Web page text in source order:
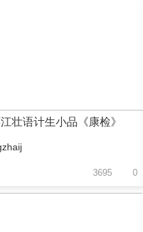
壮语计生小品《康检》
3695 0